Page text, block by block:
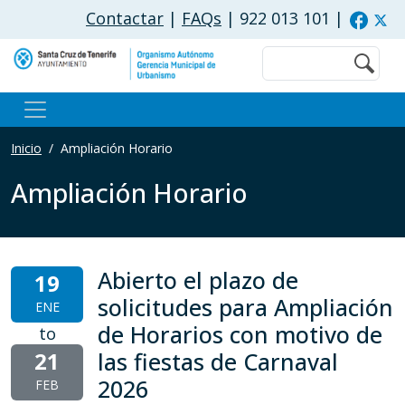
Pasar al contenido principal
Contactar | FAQs | 922 013 101 |
Buscar
Inicio Ampliación Horario
Ampliación Horario
19
ENE
to
21
FEB
Abierto el plazo de
solicitudes para Ampliación
de Horarios con motivo de
las fiestas de Carnaval
2026